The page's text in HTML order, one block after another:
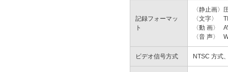
記録フォーマッ
ト
〈静止画〉
〈文字〉
〈動 画〉
〈音 声〉
ビデオ信号方式 NTSC 方式